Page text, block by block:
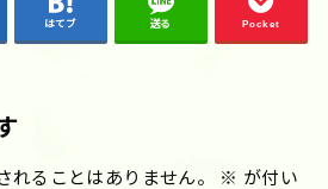
はてブ 送る Pocket
れることはありません。 ※ が付い